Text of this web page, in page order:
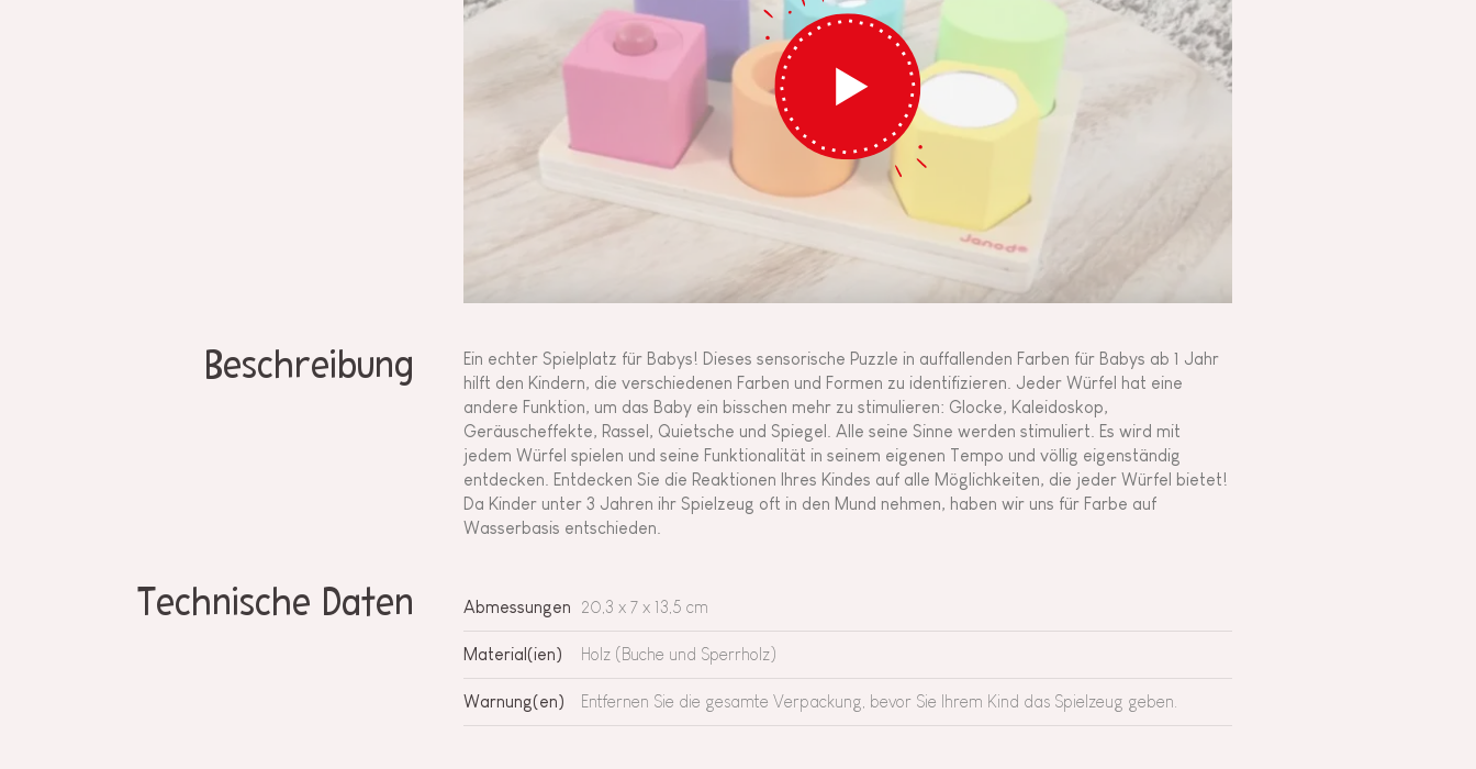
Beschreibung
Ein echter Spielplatz für Babys! Dieses sensorische Puzzle in auffallenden Farben für Babys ab 1 Jahr
hilft den Kindern, die verschiedenen Farben und Formen zu identifizieren. Jeder Würfel hat eine
andere Funktion, um das Baby ein bisschen mehr zu stimulieren: Glocke, Kaleidoskop,
Geräuscheffekte, Rassel, Quietsche und Spiegel. Alle seine Sinne werden stimuliert. Es wird mit
jedem Würfel spielen und seine Funktionalität in seinem eigenen Tempo und völlig eigenständig
entdecken. Entdecken Sie die Reaktionen Ihres Kindes auf alle Möglichkeiten, die jeder Würfel bietet!
Da Kinder unter 3 Jahren ihr Spielzeug oft in den Mund nehmen, haben wir uns für Farbe auf
Wasserbasis entschieden.
Technische Daten Abmessungen 20,3 x 7 x 13,5 cm
Material(ien) Holz (Buche und Sperrholz)
Warnung(en) Entfernen Sie die gesamte Verpackung, bevor Sie Ihrem Kind das Spielzeug geben.